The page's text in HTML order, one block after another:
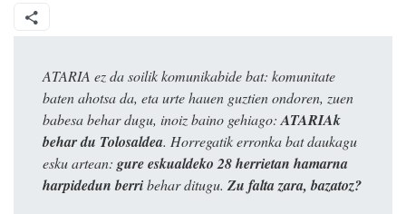
ATARIA ez da soilik komunikabide bat: komunitate
baten ahotsa da, eta urte hauen guztien ondoren, zuen
babesa behar dugu, inoiz baino gehiago: ATARIAk
behar du Tolosaldea. Horregatik erronka bat daukagu
esku artean: gure eskualdeko 28 herrietan hamarna
harpidedun berribehar ditugu. Zu falta zara, bazatoz?